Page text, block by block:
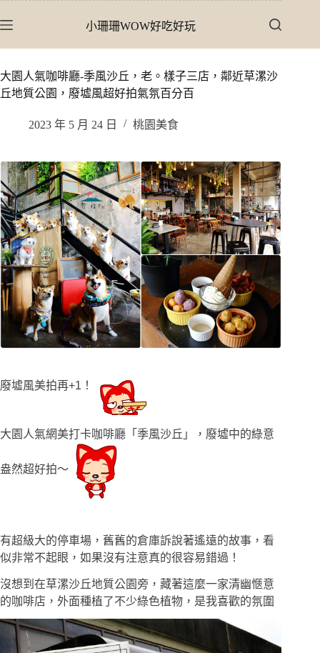
至
內
容
小珊珊WOW好吃好玩
大園人氣咖啡廳-季風沙丘，老。樣子三店，鄰近草漯沙
丘地質公園，廢墟風超好拍氣氛百分百
2023 年 5 月 24 日 桃園美食
廢墟風美拍再+1！
大園人氣網美打卡咖啡廳「季風沙丘」，廢墟中的綠意
盎然超好拍〜
有超級大的停車場，舊舊的倉庫訴說著遙遠的故事，看
似非常不起眼，如果沒有注意真的很容易錯過！
沒想到在草漯沙丘地質公園旁，藏著這麼一家清幽愜意
的咖啡店，外面種植了不少綠色植物，是我喜歡的氛圍